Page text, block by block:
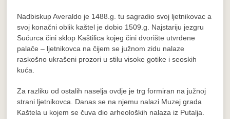
Nadbiskup Averaldo je 1488.g. tu sagradio svoj ljetnikovac a
svoj konačni oblik kaštel je dobio 1509.g. Najstariju jezgru
Sućurca čini sklop Kaštilica kojeg čini dvorište utvrđene
palače – ljetnikovca na čijem se južnom zidu nalaze
raskošno ukrašeni prozori u stilu visoke gotike i seoskih
kuća.
Za razliku od ostalih naselja ovdje je trg formiran na južnoj
strani ljetnikovca. Danas se na njemu nalazi Muzej grada
Kaštela u kojem se čuva dio arheoloških nalaza iz Putalja.